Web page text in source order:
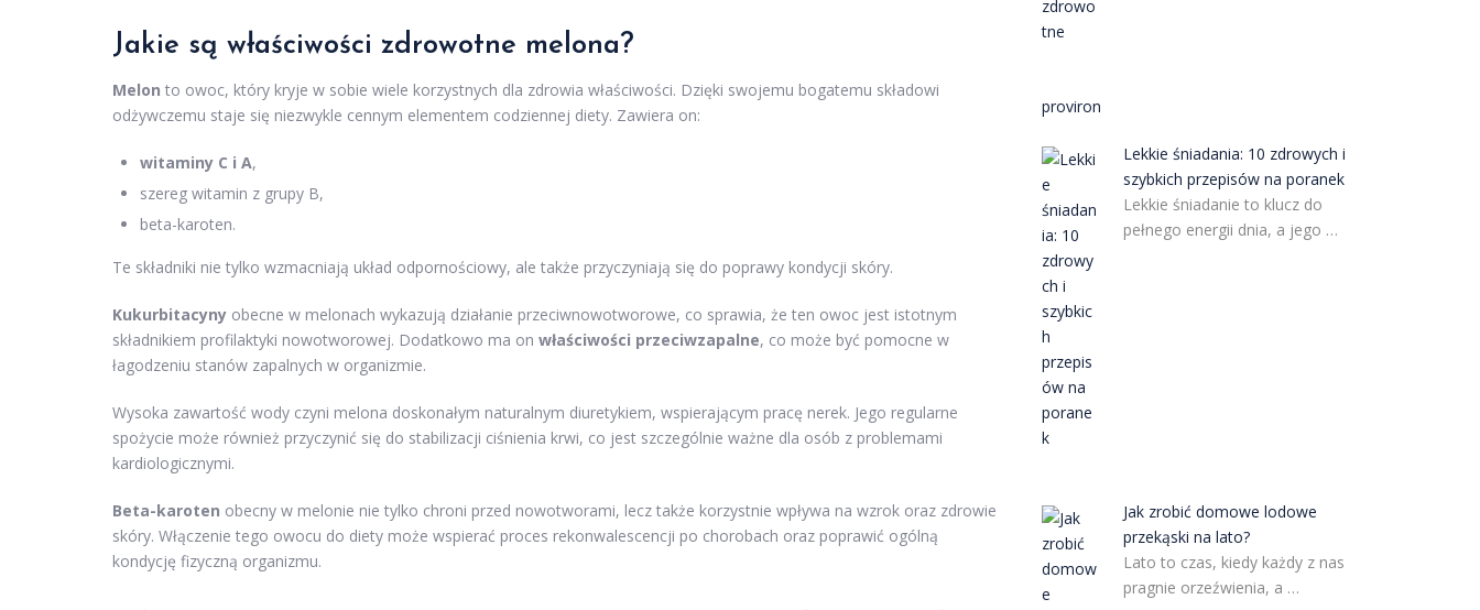
Jakie są właściwości zdrowotne melona?
Melon to owoc, który kryje w sobie wiele korzystnych dla zdrowia właściwości. Dzięki swojemu bogatemu składowi
odżywczemu staje się niezwykle cennym elementem codziennej diety. Zawiera on:
witaminy C i A,
szereg witamin z grupy B,
beta-karoten.
Te składniki nie tylko wzmacniają układ odpornościowy, ale także przyczyniają się do poprawy kondycji skóry.
Kukurbitacyny obecne w melonach wykazują działanie przeciwnowotworowe, co sprawia, że ten owoc jest istotnym
składnikiem profilaktyki nowotworowej. Dodatkowo ma on właściwości przeciwzapalne, co może być pomocne w
łagodzeniu stanów zapalnych w organizmie.
Wysoka zawartość wody czyni melona doskonałym naturalnym diuretykiem, wspierającym pracę nerek. Jego regularne
spożycie może również przyczynić się do stabilizacji ciśnienia krwi, co jest szczególnie ważne dla osób z problemami
kardiologicznymi.
Beta-karoten obecny w melonie nie tylko chroni przed nowotworami, lecz także korzystnie wpływa na wzrok oraz zdrowie
skóry. Włączenie tego owocu do diety może wspierać proces rekonwalescencji po chorobach oraz poprawić ogólną
kondycję fizyczną organizmu.
proviron
Lekkie śniadania: 10 zdrowych i
szybkich przepisów na poranek
Lekkie śniadanie to klucz do
pełnego energii dnia, a jego …
Jak zrobić domowe lodowe
przekąski na lato?
Lato to czas, kiedy każdy z nas
pragnie orzeźwienia, a …